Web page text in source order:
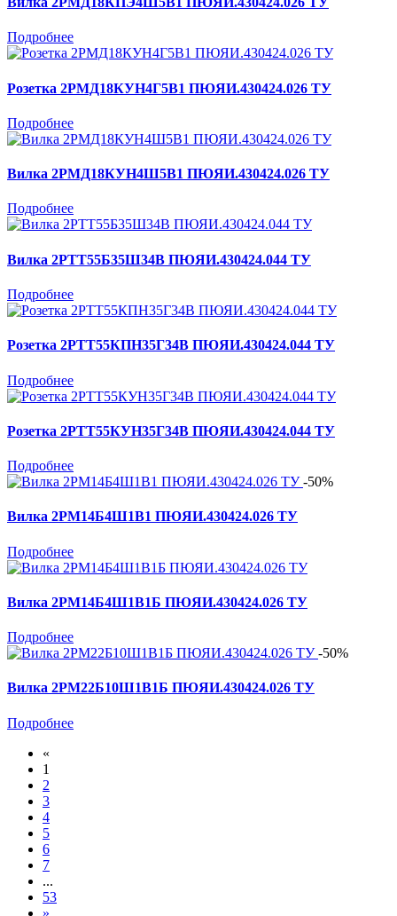
Подробнее
Розетка 2РМД18КУН4Г5В1 ПЮЯИ.430424.026 ТУ
Подробнее
Вилка 2РМД18КУН4Ш5В1 ПЮЯИ.430424.026 ТУ
Подробнее
Вилка 2РТТ55Б35Ш34В ПЮЯИ.430424.044 ТУ
Подробнее
Розетка 2РТТ55КПН35Г34В ПЮЯИ.430424.044 ТУ
Подробнее
Розетка 2РТТ55КУН35Г34В ПЮЯИ.430424.044 ТУ
Подробнее
-50%
Вилка 2РМ14Б4Ш1В1 ПЮЯИ.430424.026 ТУ
Подробнее
Вилка 2РМ14Б4Ш1В1Б ПЮЯИ.430424.026 ТУ
Подробнее
-50%
Вилка 2РМ22Б10Ш1В1Б ПЮЯИ.430424.026 ТУ
Подробнее
«
1
2
3
4
5
6
7
...
53
»